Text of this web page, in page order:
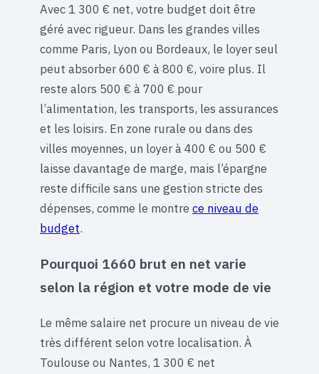
Avec 1 300 € net, votre budget doit être
géré avec rigueur. Dans les grandes villes
comme Paris, Lyon ou Bordeaux, le loyer seul
peut absorber 600 € à 800 €, voire plus. Il
reste alors 500 € à 700 € pour
l’alimentation, les transports, les assurances
et les loisirs. En zone rurale ou dans des
villes moyennes, un loyer à 400 € ou 500 €
laisse davantage de marge, mais l’épargne
reste difficile sans une gestion stricte des
dépenses, comme le montre ce niveau de
budget.
Pourquoi 1660 brut en net varie
selon la région et votre mode de vie
Le même salaire net procure un niveau de vie
très différent selon votre localisation. À
Toulouse ou Nantes, 1 300 € net